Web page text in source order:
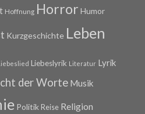
Hoffnung Horror Humor
Kurzgeschichte Leben
Liebeslyrik Literatur Lyrik
der Worte Musik
Politik Reise Religion